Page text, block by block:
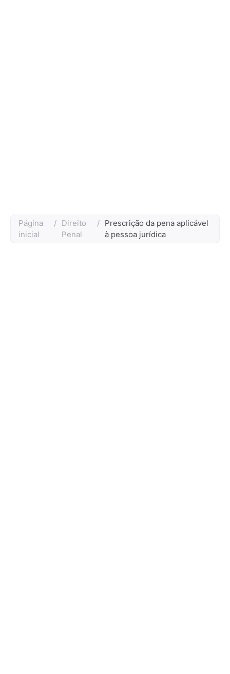
Página
inicial
/ Direito
Penal
/ Prescrição da pena aplicável
à pessoa jurídica